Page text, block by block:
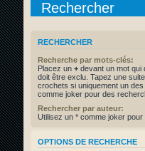
Rechercher
RECHERCHER
Recherche par mots-clés:
Placez un + devant un mot qui
doit être exclu. Tapez une
crochets si uniquement un
comme joker pour des
Rechercher par auteur:
Utilisez un * comme joker
OPTIONS DE RECHERCHE